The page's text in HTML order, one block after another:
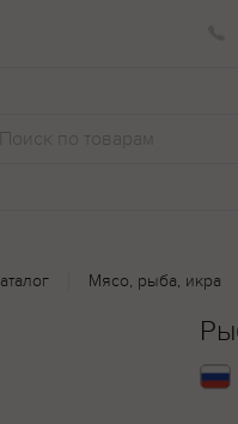
Мясо, рыба, икра